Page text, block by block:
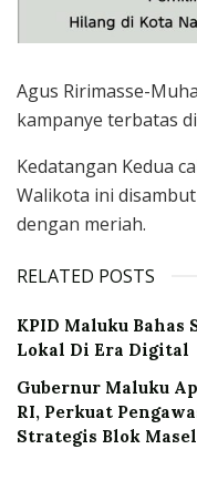
Agus Ririmasse-
kampanye terbatas
Kedatangan Kedua
Walikota ini
dengan meriah.
RELATED POSTS
KPID Maluku
Lokal Di Era Digital
Gubernur Maluku
RI, Perkuat
Strategis Blok